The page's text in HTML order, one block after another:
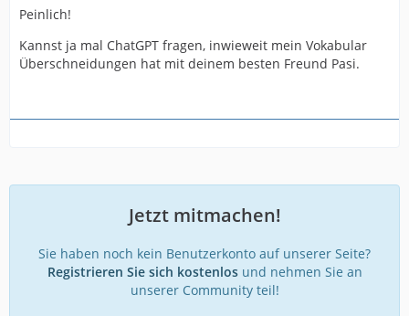
Peinlich!
Kannst ja mal ChatGPT fragen, inwieweit mein Vokabular
Überschneidungen hat mit deinem besten Freund Pasi.
Jetzt mitmachen!
Sie haben noch kein Benutzerkonto auf unserer Seite?
Registrieren Sie sich kostenlosund nehmen Sie an
unserer Community teil!